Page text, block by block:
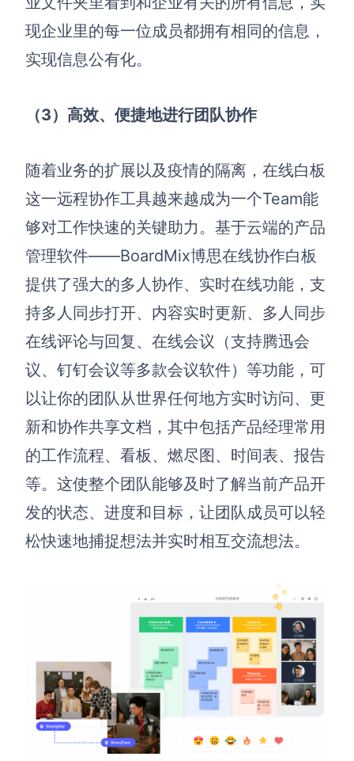
现企业里的每一位成员都拥有相同的信息，
实现信息公有化。
（3）高效、便捷地进行团队协作
随着业务的扩展以及疫情的隔离，在线白板
这一远程协作工具越来越成为一个Team能
够对工作快速的关键助力。基于云端的产品
管理软件——BoardMix博思在线协作白板
提供了强大的多人协作、实时在线功能，支
持多人同步打开、内容实时更新、多人同步
在线评论与回复、在线会议（支持腾迅会
议、钉钉会议等多款会议软件）等功能，可
以让你的团队从世界任何地方实时访问、更
新和协作共享文档，其中包括产品经理常用
的工作流程、看板、燃尽图、时间表、报告
等。这使整个团队能够及时了解当前产品开
发的状态、进度和目标，让团队成员可以轻
松快速地捕捉想法并实时相互交流想法。